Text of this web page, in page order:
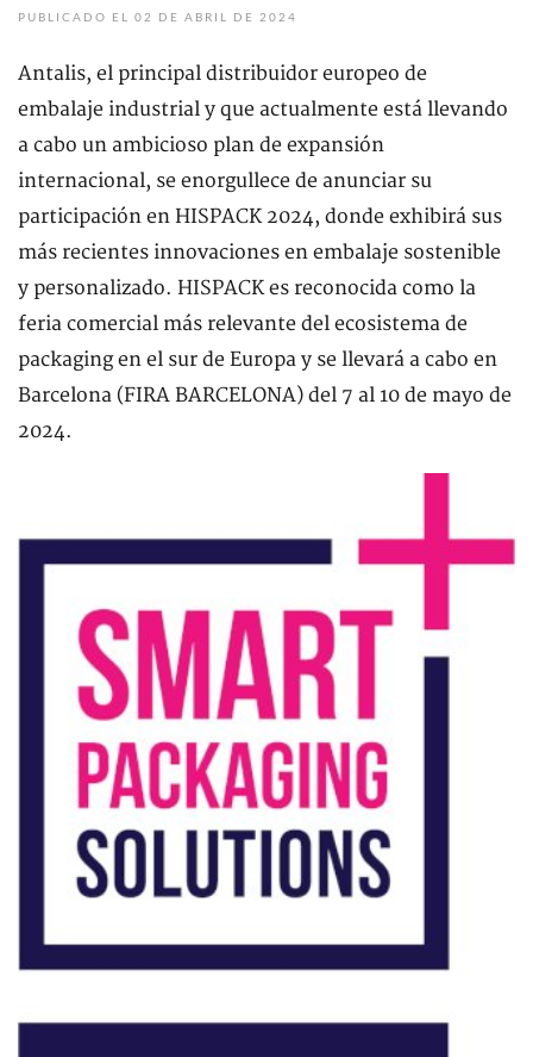
PUBLICADO EL 02 DE ABRIL DE 2024
Antalis, el principal distribuidor europeo de
embalaje industrial y que actualmente está llevando
a cabo un ambicioso plan de expansión
internacional, se enorgullece de anunciar su
participación en HISPACK 2024, donde exhibirá sus
más recientes innovaciones en embalaje sostenible
y personalizado. HISPACK es reconocida como la
feria comercial más relevante del ecosistema de
packaging en el sur de Europa y se llevará a cabo en
Barcelona (FIRA BARCELONA) del 7 al 10 de mayo de
2024.